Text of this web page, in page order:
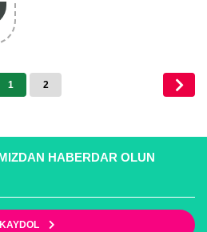
1 2
HABERDAR OLUN
KAYDOL